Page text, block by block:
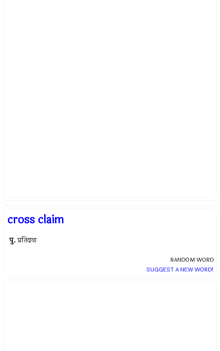
cross claim
पु. प्रतिदावा
RANDOM WORD
SUGGEST A NEW WORD!